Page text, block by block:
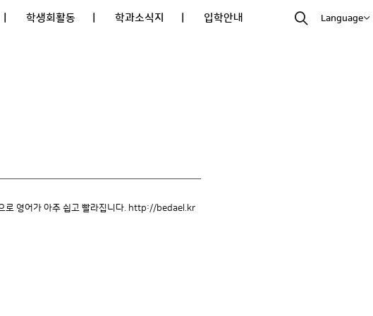
| 학생회활동 | 학과소식지 | 입학안내 Language
로 영어가 아주 쉽고 빨라집니다. http://bedael.kr